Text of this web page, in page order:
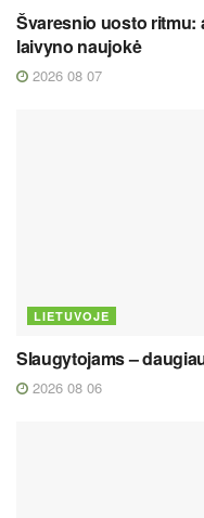
Švaresnio uosto ritmu:
laivyno naujokė
2026 08 07
LIETUVOJE
Slaugytojams –
2026 08 06